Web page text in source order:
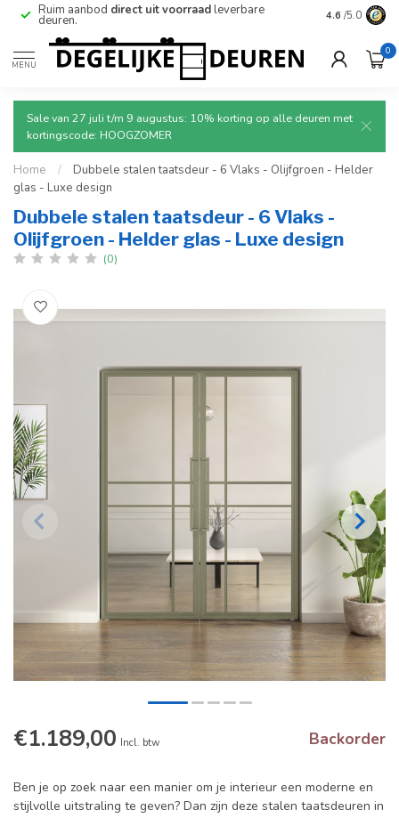
Betrouwbare enveiligelevering met tracking. 4.6 /5.0
MENU
0
Sale van 27 juli t/m 9 augustus: 10% korting op alle deuren met
kortingscode: HOOGZOMER
Home /
Dubbele stalen taatsdeur - 6 Vlaks - Olijfgroen - Helder
glas - Luxe design
Dubbele stalen taatsdeur - 6 Vlaks -
Olijfgroen - Helder glas - Luxe design
(0)
€1.189,00 Incl. btw Backorder
Ben je op zoek naar een manier om je interieur een moderne en
stijlvolle uitstraling te geven? Dan zijn deze stalen taatsdeuren in